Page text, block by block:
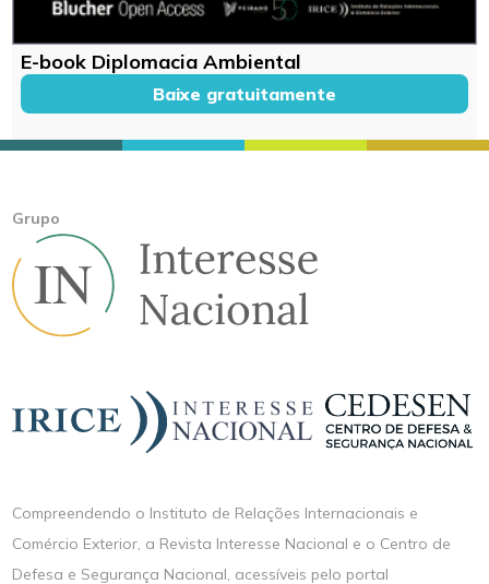
E-book Diplomacia Ambiental
Baixe gratuitamente
Grupo
Compreendendo o Instituto de Relações Internacionais e
Comércio Exterior, a Revista Interesse Nacional e o Centro de
Defesa e Segurança Nacional, acessíveis pelo portal